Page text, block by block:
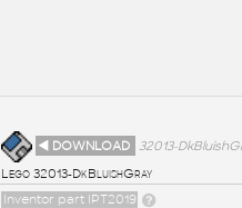
◄ DOWNLOAD
32013-
Lego 32013-DkBluishGray
Inventor part IPT2019